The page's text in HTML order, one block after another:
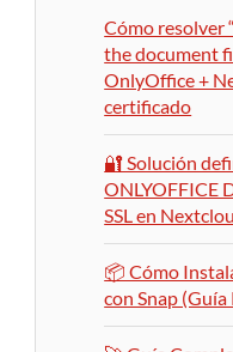
Cómo resolver
the document
OnlyOffice +
certificado
🔐 Solución
ONLYOFFICE
SSL en
📦 Cómo
con Snap (Guía